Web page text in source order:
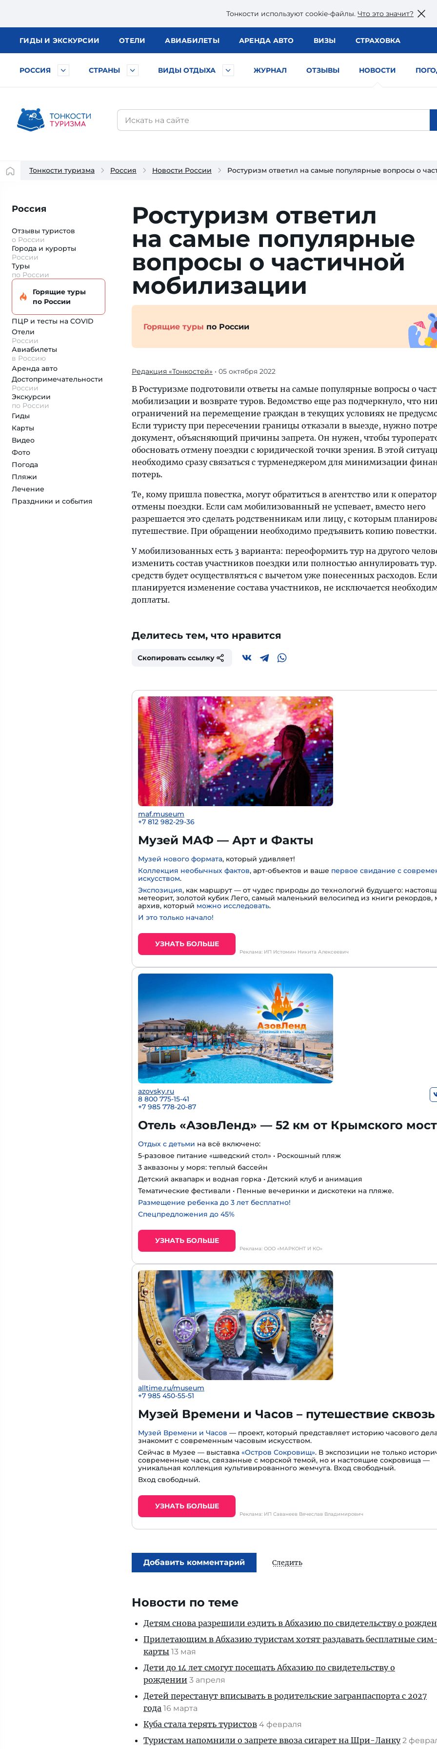
Тонкости используют сookie-файлы. Что это значит?
ГИДЫ И ЭКСКУРСИИ ОТЕЛИ АВИАБИЛЕТЫ АРЕНДА АВТО ВИЗЫ СТРАХОВКА
РОССИЯ СТРАНЫ ВИДЫ ОТДЫХА ЖУРНАЛ ОТЗЫВЫ НОВОСТИ
Тонкости туризма Россия Новости России Ростуризм ответил на самые популярные вопросы о
Россия
Отзывы туристов
о России
Города и курорты
России
Туры
по России
Горящие туры
по России
ПЦР и тесты на COVID
Отели
России
Авиабилеты
в Россию
Аренда авто
Достопримеча­тельности
России
Экскурсии
по России
Гиды
Карты
Видео
Фото
Погода
Пляжи
Лечение
Праздники и события
Ростуризм ответил
на самые популярные
вопросы о частичной
мобилизации
Горящие туры по России
Редакция «Тонкостей» • 05 октября 2022
В Ростуризме подготовили ответы на самые популярные вопросы о
мобилизации и возврате туров. Ведомство еще раз подчеркнуло, что
ограничений на перемещение граждан в текущих условиях не
Если туристу при пересечении границы отказали в выезде, нужно
документ, объясняющий причины запрета. Он нужен, чтобы
обосновать отмену поездки с юридической точки зрения. В этой
необходимо сразу связаться с турменеджером для минимизации
потерь.
Те, кому пришла повестка, могут обратиться в агентство или к
отмены поездки. Если сам мобилизованный не успевает, вместо него
разрешается это сделать родственникам или лицу, с которым
путешествие. При обращении необходимо предъявить копию повестки.
У мобилизованных есть 3 варианта: переоформить тур на другого
изменить состав участников поездки или полностью аннулировать
средств будет осуществляться с вычетом уже понесенных расходов. Если
планируется изменение состава участников, не исключается
доплаты.
Делитесь тем, что нравится
Скопировать ссылку
maf.museum
+7 812 982-29-36
Музей МАФ — Арт и Факты
Музей нового формата, который удивляет!
Коллекция необычных фактов, арт-объектов и ваше первое свидание с
искусством.
Экспозиция, как маршрут — от чудес природы до технологий будущего:
метеорит, золотой кубик Лего, самый маленький велосипед из книги
архив, который можно исследовать.
И это только начало!
УЗНАТЬ БОЛЬШЕ
Реклама: ИП Истомин Никита Алексеевич
azovsky.ru
8 800 775-15-41
+7 985 778-20-87
Отель «АзовЛенд» — 52 км от Крымского
Отдых с детьми на всё включено:
5-разовое питание «шведский стол» • Роскошный пляж
3 аквазоны у моря: теплый бассейн
Детский аквапарк и водная горка • Детский клуб и анимация
Тематические фестивали • Пенные вечеринки и дискотеки на пляже.
Размещение ребенка до 3 лет бесплатно!
Спецпредложения до 45%
УЗНАТЬ БОЛЬШЕ
Реклама: ООО «МАРКОНТ И КО»
alltime.ru/museum
+7 985 450-55-51
Музей Времени и Часов – путешествие сквозь
Музей Времени и Часов — проект, который представляет историю часового
знакомит с современным часовым искусством.
Сейчас в Музее — выставка «Остров Сокровищ». В экспозиции не только
современные часы, связанные с морской темой, но и настоящие сокровища —
уникальная коллекция культивированного жемчуга. Вход свободный.
Вход свободный.
УЗНАТЬ БОЛЬШЕ
Реклама: ИП Саванеев Вячеслав Владимирович
Добавить комментарий Следить
Новости по теме
Детям снова разрешили ездить в Абхазию по свидетельству о
Прилетающим в Абхазию туристам хотят раздавать бесплатные
карты 13 мая
Дети до 14 лет смогут посещать Абхазию по свидетельству о
рождении 3 апреля
Детей перестанут вписывать в родительские загранпаспорта с 2027
года 16 марта
Куба стала терять туристов 4 февраля
Туристам напомнили о запрете ввоза сигарет на Шри-Ланку 2